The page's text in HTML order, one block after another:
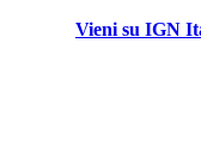
Vieni su IGN